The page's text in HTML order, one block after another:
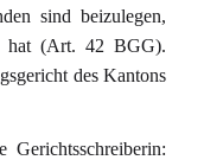
sind beizulegen,
hat (Art. 42 BGG).
des Kantons